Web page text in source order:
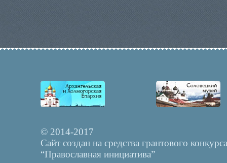
© 2014-2017
Сайт создан на средства грантового конкурса
“Православная инициатива”